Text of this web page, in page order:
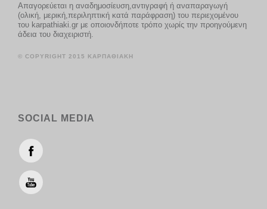
Απαγορεύεται η αναδημοσίευση,αντιγραφή ή αναπαραγωγή
(ολική, μερική,περιληπτική κατά παράφραση) του περιεχομένου
του karpathiaki.gr με οποιονδήποτε τρόπο χωρίς την προηγούμενη
άδεια του διαχειριστή.
© COPYRIGHT 2015 ΚΑΡΠΑΘΙΑΚΗ
SOCIAL MEDIA